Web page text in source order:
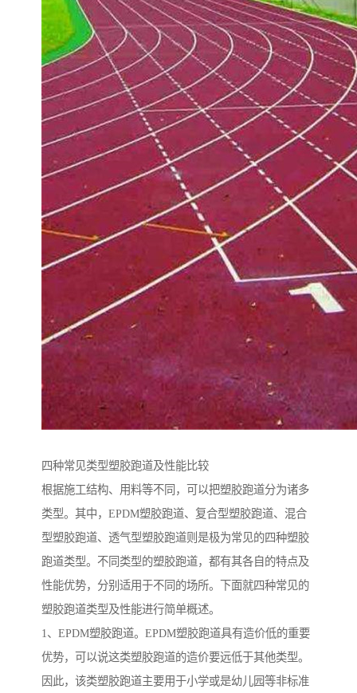
四种常见类型塑胶跑道及性能比较
根据施工结构、用料等不同，可以把塑胶跑道分为诸多
类型。其中，EPDM塑胶跑道、复合型塑胶跑道、混合
型塑胶跑道、透气型塑胶跑道则是极为常见的四种塑胶
跑道类型。不同类型的塑胶跑道，都有其各自的特点及
性能优势，分别适用于不同的场所。下面就四种常见的
塑胶跑道类型及性能进行简单概述。
1、EPDM塑胶跑道。EPDM塑胶跑道具有造价低的重要
优势，可以说这类塑胶跑道的造价要远低于其他类型。
因此，该类塑胶跑道主要用于小学或是幼儿园等非标准